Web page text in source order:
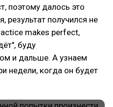
поэтому далось это
результат получился не
makes perfect,
буду
и дальше. А узнаем
недели, когда он будет